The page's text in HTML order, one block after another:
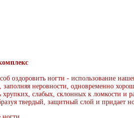
оздоровить ногти - использование
неровности, одновременно
хрупких, слабых, склонных к ломкости и
твердый, защитный слой и придает